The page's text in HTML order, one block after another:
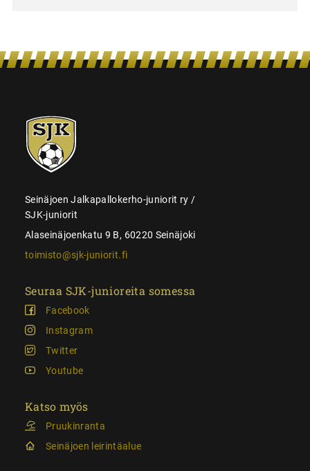
SJK-
juniorit
Seinäjoen Jalkapallokerho-juniorit ry /
SJK-juniorit
Alaseinäjoenkatu 9 B, 60220 Seinäjoki
toimisto@sjk-juniorit.fi
Seuraa SJK-junioreita somessa
Facebook
Instagram
Twitter
Youtube
Katso myös
Pruukinranta
Seinäjoen leirintäalue